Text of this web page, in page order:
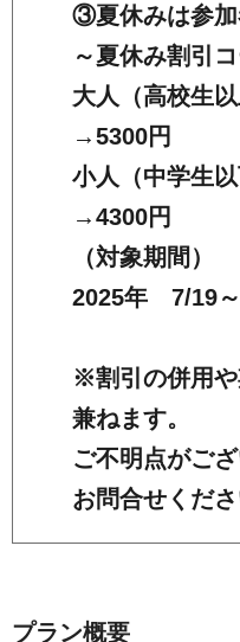
③夏休みは参加
～夏休み割引
大人（高校生
→5300円
小人（中学生
→4300円
（対象期間）
2025年 7/19
※割引の併用
兼ねます。
ご不明点がご
お問合せくださ
プラン概要